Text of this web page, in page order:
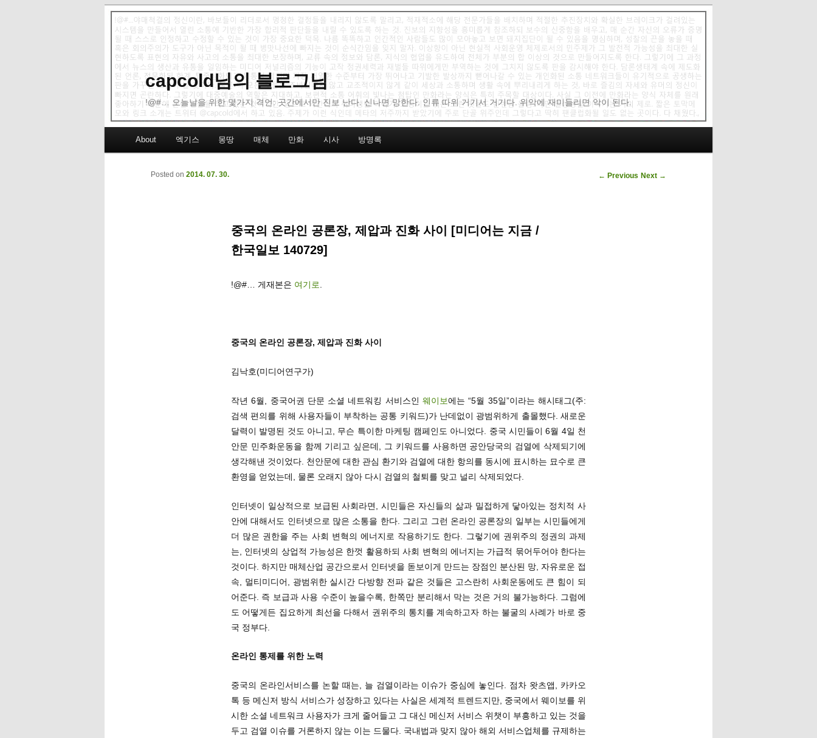
capcold님의 블로그님
!@#… 오늘날을 위한 몇가지 격언: 곳간에서만 진보 난다. 신나면 망한다. 인류 따위 거기서 거기다. 위악에 재미들리면 악이 된다.
Skip to primary content
Skip to secondary content
About 엑기스 몽땅 매체 만화 시사 방명록
Post navigation
← Previous Next →
중국의 온라인 공론장, 제압과 진화 사이 [미디어는 지금 /
한국일보 140729]
Posted on 2014. 07. 30.
!@#… 게재본은 여기로
중국의 온라인 공론장, 제압과 진화 사이
김낙호(미디어연구가)
작년 6월, 중국어권 단문 소셜 네트워킹 서비스인웨이보에는 “5월 35일”이라는 해시태그(주:
검색 편의를 위해 사용자들이 부착하는 공통 키워드)가 난데없이 광범위하게 출몰했다. 새로운
달력이 발명된 것도 아니고, 무슨 특이한 마케팅 캠페인도 아니었다. 중국 시민들이 6월 4일 천
안문 민주화운동을 함께 기리고 싶은데, 그 키워드를 사용하면 공안당국의 검열에 삭제되기에
생각해낸 것이었다. 천안문에 대한 관심 환기와 검열에 대한 항의를 동시에 표시하는 묘수로 큰
환영을 얻었는데, 물론 오래지 않아 다시 검열의 철퇴를 맞고 널리 삭제되었다.
인터넷이 일상적으로 보급된 사회라면, 시민들은 자신들의 삶과 밀접하게 닿아있는 정치적 사
안에 대해서도 인터넷으로 많은 소통을 한다. 그리고 그런 온라인 공론장의 일부는 시민들에게
더 많은 권한을 주는 사회 변혁의 에너지로 작용하기도 한다. 그렇기에 권위주의 정권의 과제
는, 인터넷의 상업적 가능성은 한껏 활용하되 사회 변혁의 에너지는 가급적 묶어두어야 한다는
것이다. 하지만 매체산업 공간으로서 인터넷을 돋보이게 만드는 장점인 분산된 망, 자유로운 접
속, 멀티미디어, 광범위한 실시간 다방향 전파 같은 것들은 고스란히 사회운동에도 큰 힘이 되
어준다. 즉 보급과 사용 수준이 높을수록, 한쪽만 분리해서 막는 것은 거의 불가능하다. 그럼에
도 어떻게든 집요하게 최선을 다해서 권위주의 통치를 계속하고자 하는 불굴의 사례가 바로 중
국 정부다.
온라인 통제를 위한 노력
중국의 온라인서비스를 논할 때는, 늘 검열이라는 이슈가 중심에 놓인다. 점차 왓츠앱, 카카오
톡 등 메신저 방식 서비스가 성장하고 있다는 사실은 세계적 트렌드지만, 중국에서 웨이보를 위
시한 소셜 네트워크 사용자가 크게 줄어들고 그 대신 메신저 서비스 위챗이 부흥하고 있는 것을
두고 검열 이슈를 거론하지 않는 이는 드물다. 국내법과 맞지 않아 해외 서비스업체를 규제하는